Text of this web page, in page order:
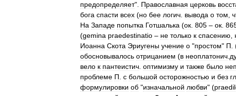
предопределяет". Православная церковь
бога спасти всех (но бее логич вывода о том
На Западе попытка Готшалька (ок 805 – ок
(gemina praedestinatio – не только к спасению
Иоанна Скота Эриугены учение о "простом" П
обосновывалось отрицанием (в неоплатонич
вело к пантеистич оптимизму и также было
проблеме П с большой осторожностью и без
формулировки об "изначальной любви" (